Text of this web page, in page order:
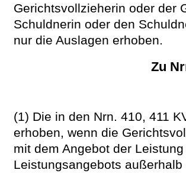
Gerichtsvollzieherin oder der
Schuldnerin oder den
nur die Auslagen erhoben.
Zu
(1) Die in den Nrn. 410, 411
erhoben, wenn die
mit dem Angebot der
Leistungsangebots